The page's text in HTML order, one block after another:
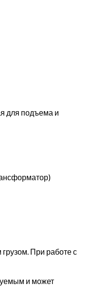
для подъема и
При работе с
и может